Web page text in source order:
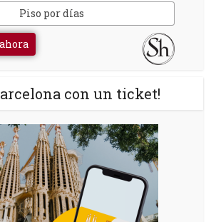
Piso por días
con un ticket!